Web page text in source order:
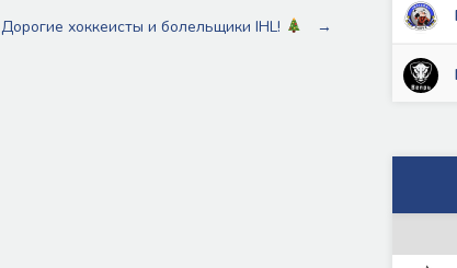
Дорогие хоккеисты и болельщики IHL! →